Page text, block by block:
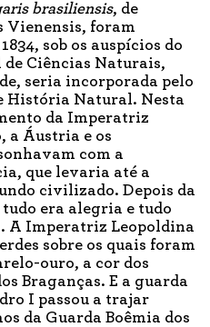
brasiliensis, de
Vienensis, foram
sob os auspícios do
Ciências Naturais,
seria incorporada pelo
História Natural. Nesta
da Imperatriz
a Áustria e os
com a
que levaria até a
civilizado. Depois da
era alegria e tudo
A Imperatriz Leopoldina
sobre os quais foram
ouro, a cor dos
Braganças. E a guarda
I passou a trajar
da Guarda Boêmia dos